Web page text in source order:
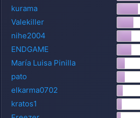
kurama
Valekiller
nihe2004
ENDGAME
María Luisa Pinilla
pato
elkarma0702
kratos1